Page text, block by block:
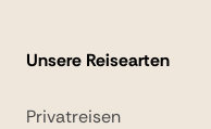
Unsere Reisearten
Privatreisen